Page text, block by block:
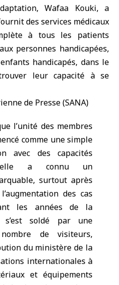
Wafaa Kouki, a
des services médicaux
à tous les patients
personnes handicapées,
handicapés, dans le
leur capacité à se
l’unité des membres
comme une simple
avec des capacités
elle a connu un
surtout après
des cas
les années de la
soldé par une
de visiteurs,
du ministère de la
internationales à
et équipements